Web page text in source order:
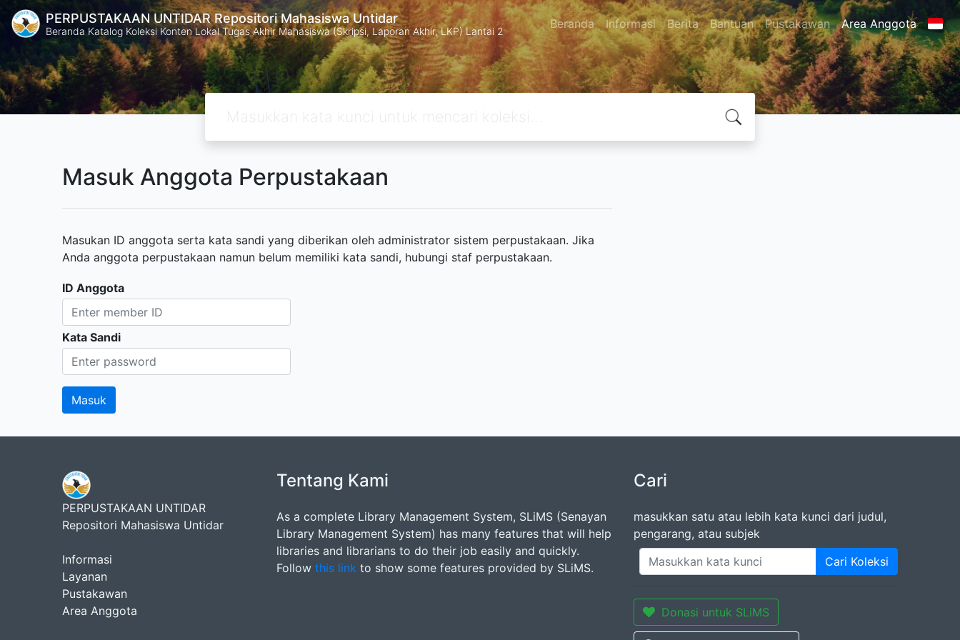
PERPUSTAKAAN UNTIDAR Repositori Mahasiswa Untidar
Beranda Katalog Koleksi Konten Lokal Tugas Akhir Mahasiswa (Skripsi, Laporan Akhir, LKP) Lantai 2 Beranda Informasi Berita Bantuan Pustakawan Area Anggota
Masuk Anggota Perpustakaan
Masukan ID anggota serta kata sandi yang diberikan oleh administrator sistem perpustakaan. Jika
Anda anggota perpustakaan namun belum memiliki kata sandi, hubungi staf perpustakaan.
ID Anggota
Kata Sandi
PERPUSTAKAAN UNTIDAR
Repositori Mahasiswa Untidar
Informasi
Layanan
Pustakawan
Area Anggota
Tentang Kami
As a complete Library Management System, SLiMS (Senayan
Library Management System) has many features that will help
libraries and librarians to do their job easily and quickly.
Follow this link to show some features provided by SLiMS.
Cari
masukkan satu atau lebih kata kunci dari judul,
pengarang, atau subjek
Cari Koleksi
Donasi untuk SLiMS